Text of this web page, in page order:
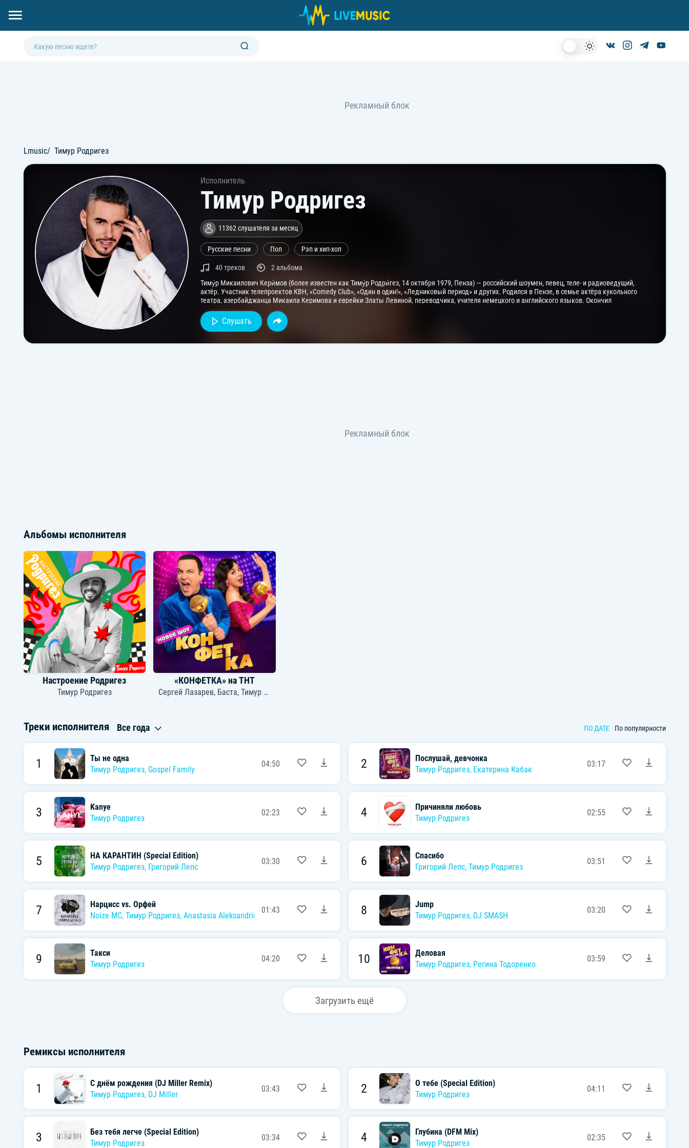
Lmusic Тимур Родригез
Исполнитель
Тимур Родригез
11362 слушателя за месяц
Русские песни Поп Рэп и хип-хоп
40 треков
2 альбома
Тиму́р Микаилович Кери́мов (более известен как Тиму́р Родри́гез, 14 октября 1979, Пенза) — российский шоумен, певец, теле- и радиоведущий,
актёр. Участник телепроектов КВН, «Comedy Club», «Один в один!», «Ледниковый период» и других. Родился в Пензе, в семье актёра кукольного
театра, азербайджанца Микаила Керимова и еврейки Златы Левиной, переводчика, учителя немецкого и английского языков. Окончил
пензенскую среднюю школу № 67.
Слушать
Альбомы исполнителя
Настроение Родригез
Тимур Родригез
«КОНФЕТКА» на ТНТ
Сергей Лазарев, Баста,Тимур Родригез
Треки исполнителя Все года ПО ДАТЕ По популярности
1
Ты не одна
Тимур Родригез, Gospel Family
04:50 2
Послушай, девчонка
Тимур Родригез, Екатерина Кабак
03:17
3
Kanye
Тимур Родригез
02:23 4
Причиняли любовь
Тимур Родригез
02:55
5
НА КАРАНТИН (Special Edition)
Тимур Родригез, Григорий Лепс
03:30 6
Спасибо
Григорий Лепс, Тимур Родригез
03:51
7
Нарцисс vs. Орфей
Noize MC, Тимур Родригез, Anastasia Aleksandrina
01:43 8
Jump
Тимур Родригез, DJ SMASH
03:20
9
Такси
Тимур Родригез
04:20 10
Деловая
Тимур Родригез, Регина Тодоренко
03:59
Загрузить ещё
Ремиксы исполнителя
1
С днём рождения (DJ Miller Remix)
Тимур Родригез, DJ Miller
03:43 2
О тебе (Special Edition)
Тимур Родригез
04:11
3
Без тебя легче (Special Edition)
Тимур Родригез
03:34 4
Глубина (DFM Mix)
Тимур Родригез
02:35